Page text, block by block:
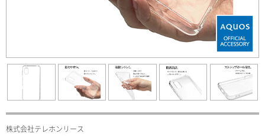
株式会社テレホンリース